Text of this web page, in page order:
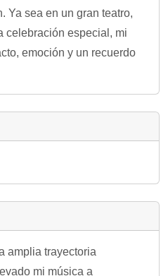
Ya sea en un gran teatro,
celebración especial, mi
emoción y un recuerdo
amplia trayectoria
mi música a